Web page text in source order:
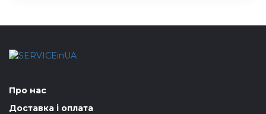
Про нас
Доставка і оплата